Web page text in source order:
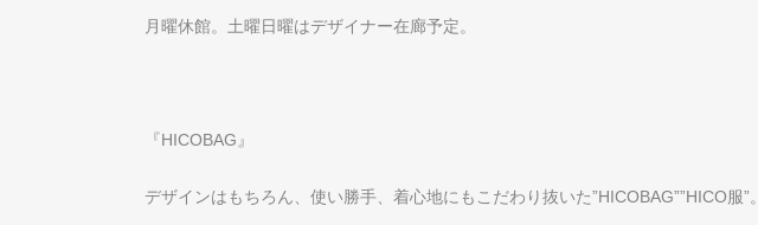
月曜休館。土曜日曜はデザイナー在廊予定。
『HICOBAG』
デザインはもちろん、使い勝手、着心地にもこだわり抜いた”HICOBAG””HICO服”。